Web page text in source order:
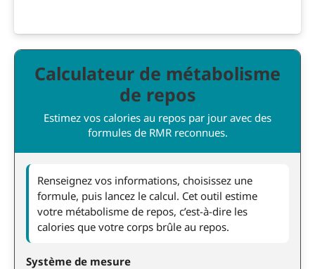
Calculateur de métabolisme
de repos
Estimez vos calories au repos par jour avec des
formules de RMR reconnues.
Renseignez vos informations, choisissez une
formule, puis lancez le calcul. Cet outil estime
votre métabolisme de repos, c’est-à-dire les
calories que votre corps brûle au repos.
Système de mesure